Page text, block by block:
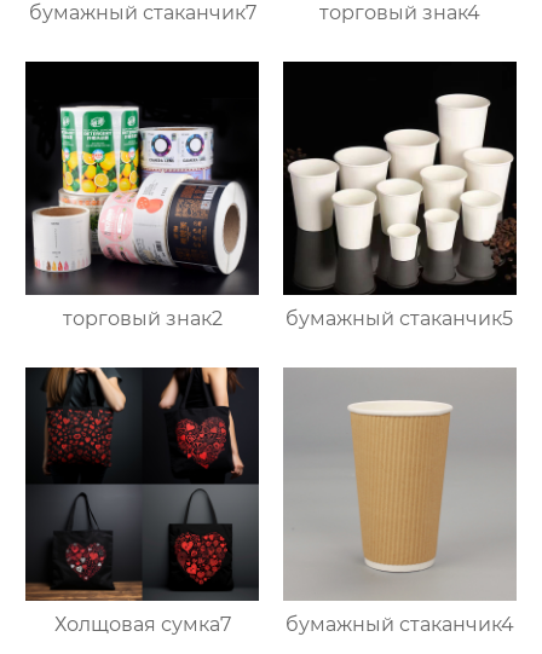
бумажный стаканчик7 торговый знак4
торговый знак2 бумажный стаканчик5
Холщовая сумка7 бумажный стаканчик4